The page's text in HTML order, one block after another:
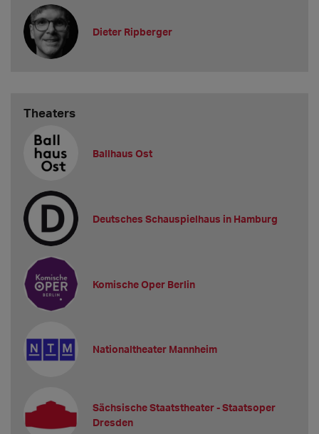
Dieter Ripberger
Theaters
Ballhaus Ost
Deutsches Schauspielhaus in Hamburg
Komische Oper Berlin
Nationaltheater Mannheim
Sächsische Staatstheater - Staatsoper
Dresden